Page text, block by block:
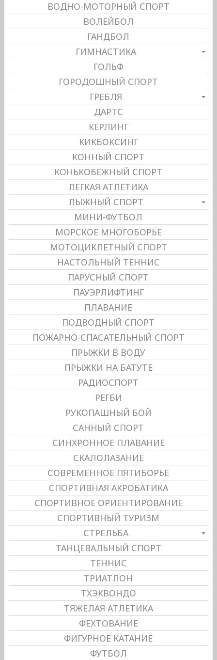
ВОДНО-МОТОРНЫЙ СПОРТ
ВОЛЕЙБОЛ
ГАНДБОЛ
ГИМНАСТИКА
ГОЛЬФ
ГОРОДОШНЫЙ СПОРТ
ГРЕБЛЯ
ДАРТС
КЕРЛИНГ
КИКБОКСИНГ
КОННЫЙ СПОРТ
КОНЬКОБЕЖНЫЙ СПОРТ
ЛЕГКАЯ АТЛЕТИКА
ЛЫЖНЫЙ СПОРТ
МИНИ-ФУТБОЛ
МОРСКОЕ МНОГОБОРЬЕ
МОТОЦИКЛЕТНЫЙ СПОРТ
НАСТОЛЬНЫЙ ТЕННИС
ПАРУСНЫЙ СПОРТ
ПАУЭРЛИФТИНГ
ПЛАВАНИЕ
ПОДВОДНЫЙ СПОРТ
ПОЖАРНО-СПАСАТЕЛЬНЫЙ СПОРТ
ПРЫЖКИ В ВОДУ
ПРЫЖКИ НА БАТУТЕ
РАДИОСПОРТ
РЕГБИ
РУКОПАШНЫЙ БОЙ
САННЫЙ СПОРТ
СИНХРОННОЕ ПЛАВАНИЕ
СКАЛОЛАЗАНИЕ
СОВРЕМЕННОЕ ПЯТИБОРЬЕ
СПОРТИВНАЯ АКРОБАТИКА
СПОРТИВНОЕ ОРИЕНТИРОВАНИЕ
СПОРТИВНЫЙ ТУРИЗМ
СТРЕЛЬБА
ТАНЦЕВАЛЬНЫЙ СПОРТ
ТЕННИС
ТРИАТЛОН
ТХЭКВОНДО
ТЯЖЕЛАЯ АТЛЕТИКА
ФЕХТОВАНИЕ
ФИГУРНОЕ КАТАНИЕ
ФУТБОЛ